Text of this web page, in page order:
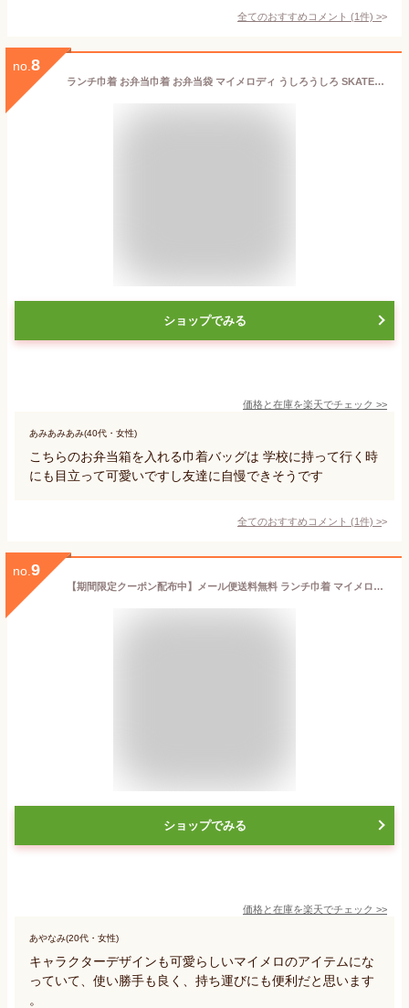
全てのおすすめコメント (1件) >
no. 8
ランチ巾着 お弁当巾着 お弁当袋 マイメロディ うしろうしろ SKATER スケーター 子供 キッズ サイズ290×165×マチ120mm 660191-KB7 ◆メ
ショップでみる
価格と在庫を楽天でチェック >>
あみあみあみ(40代・女性)
こちらのお弁当箱を入れる巾着バッグは 学校に持って行く時
にも目立って可愛いですし友達に自慢できそうです
全てのおすすめコメント (1件) >
no. 9
【期間限定クーポン配布中】メール便送料無料 ランチ巾着 マイメロディ KB7 サンリオ スケーター 日本製 子供用 キッズ キャラクター かわいい 保育園 幼稚園 小学校 きんちゃく袋 巾着袋 小 コップ入れ 巾着 お弁当バッグ お弁当入れ お弁当箱入れ Skater
ショップでみる
価格と在庫を楽天でチェック >>
あやなみ(20代・女性)
キャラクターデザインも可愛らしいマイメロのアイテムにな
っていて、使い勝手も良く、持ち運びにも便利だと思います
。